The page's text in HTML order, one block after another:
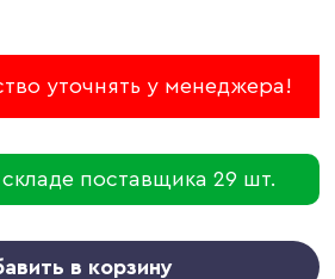
уточнять у менеджера!
поставщика 29 шт.
в корзину